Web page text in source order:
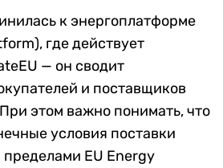
к энергоплатформе
где действует
— он сводит
и поставщиков
этом важно понимать, что
условия поставки
пределами EU Energy